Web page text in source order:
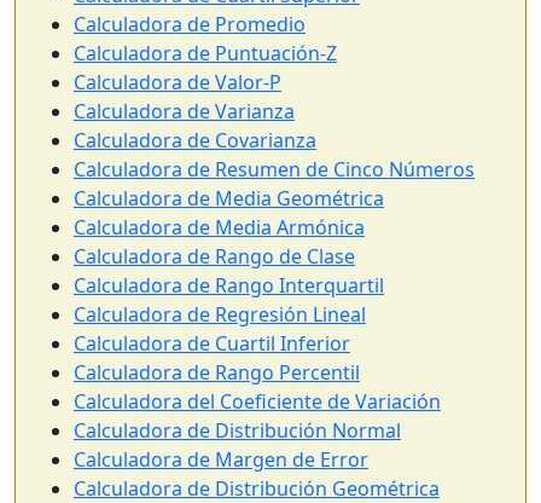
Calculadora de Promedio
Calculadora de Puntuación-Z
Calculadora de Valor-P
Calculadora de Varianza
Calculadora de Covarianza
Calculadora de Resumen de Cinco Números
Calculadora de Media Geométrica
Calculadora de Media Armónica
Calculadora de Rango de Clase
Calculadora de Rango Interquartil
Calculadora de Regresión Lineal
Calculadora de Cuartil Inferior
Calculadora de Rango Percentil
Calculadora del Coeficiente de Variación
Calculadora de Distribución Normal
Calculadora de Margen de Error
Calculadora de Distribución Geométrica